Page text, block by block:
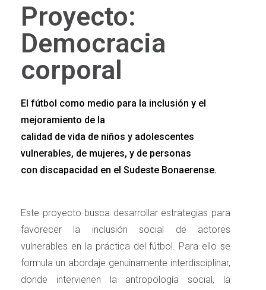
Proyecto:
Democracia
corporal
El fútbol como medio para la inclusión y el
mejoramiento de la
calidad de vida de niños y adolescentes
vulnerables, de mujeres, y de personas
con discapacidad en el Sudeste Bonaerense.
Este proyecto busca desarrollar estrategias para
favorecer la inclusión social de actores
vulnerables en la práctica del fútbol. Para ello se
formula un abordaje genuinamente interdisciplinar,
donde intervienen la antropología social, la